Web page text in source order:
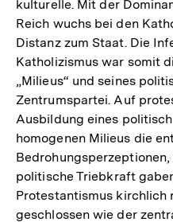
kulturelle. Mit der
Reich wuchs bei den
Distanz zum Staat. Die
Katholizismus war somit
„Milieus“ und seines
Zentrumspartei. Auf
Ausbildung eines
homogenen Milieus die
politische Triebkraft
Protestantismus kirchlich
geschlossen wie der